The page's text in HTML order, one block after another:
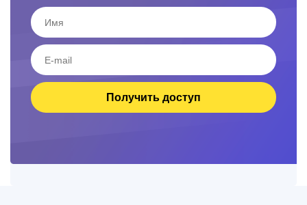
Получить доступ